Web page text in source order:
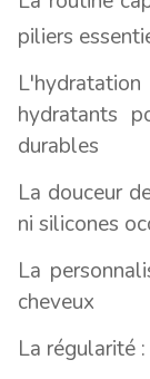
piliers
hydratants
durables
La douceur
ni silicones
La
cheveux
La régularité